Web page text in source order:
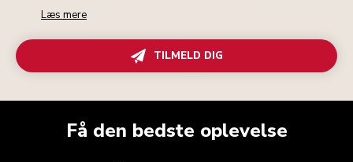
Læs mere
TILMELD DIG
Få den bedste oplevelse